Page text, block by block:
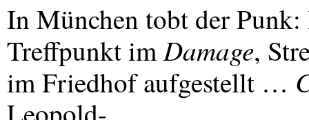
In München tobt der
Treffpunkt imDamage,
im Friedhof aufgestellt …